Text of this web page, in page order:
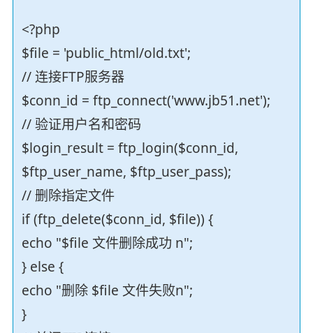
<?php
$file = 'public_html/old.txt';
// 连接FTP服务器
$conn_id = ftp_connect('www.jb51.net');
// 验证用户名和密码
$login_result = ftp_login($conn_id,
$ftp_user_name, $ftp_user_pass);
// 删除指定文件
if (ftp_delete($conn_id, $file)) {
echo "$file 文件删除成功 n";
} else {
echo "删除 $file 文件失败n";
}